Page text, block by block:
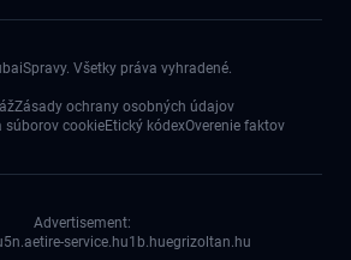
Všetky práva vyhradené.
Zásady ochrany osobných údajov
súborov cookieEtický kódexOverenie faktov
Advertisement:
5n.aetire-service.hu1b.huegrizoltan.hu